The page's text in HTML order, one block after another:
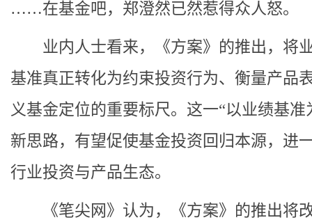
……在基金吧，郑澄然已然惹得众人怒。
业内人士看来，《方案》的推出，将
基准真正转化为约束投资行为、衡量产品
义基金定位的重要标尺。这一“以业绩基准
新思路，有望促使基金投资回归本源，进
行业投资与产品生态。
《笔尖网》认为，《方案》的推出将